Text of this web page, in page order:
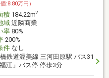
価:8.80万円）
積184.22m2
域近隣商業
率80%
200%
件なし
鉄道渥美線 三河田原駅 バス31
江」バス停 停歩3分